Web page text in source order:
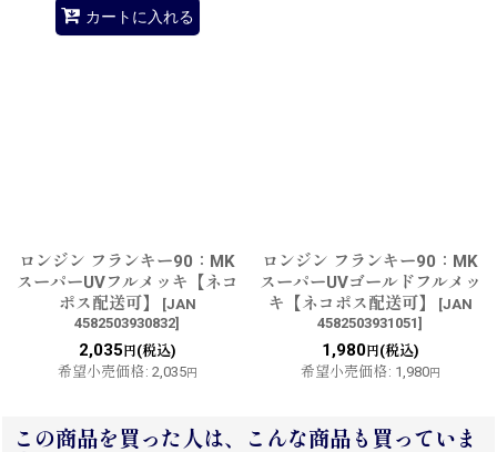
カートに入れる
ロンジン フランキー90：MK
スーパーUVフルメッキ【ネコ
ポス配送可】
[JAN
4582503930832]
2,035 円(税込)
希望小売価格: 2,035円
ロンジン フランキー90：MK
スーパーUVゴールドフルメッ
キ【ネコポス配送可】
[JAN
4582503931051]
1,980円(税込)
希望小売価格: 1,980円
この商品を買った人は、こんな商品も買っていま